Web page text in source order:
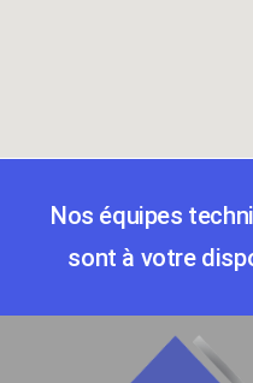
Nos équipes
sont à votre